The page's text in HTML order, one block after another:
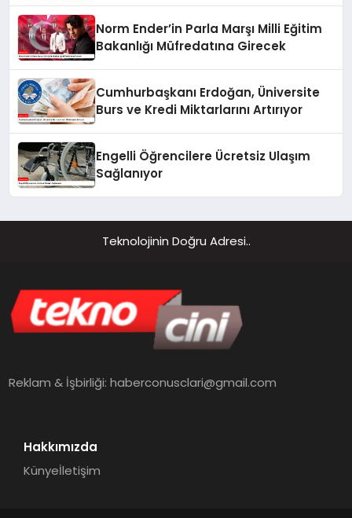
Norm Ender’in Parla Marşı Milli Eğitim
Bakanlığı Müfredatına Girecek
Cumhurbaşkanı Erdoğan, Üniversite
Burs ve Kredi Miktarlarını Artırıyor
Engelli Öğrencilere Ücretsiz Ulaşım
Sağlanıyor
Teknolojinin Doğru Adresi..
Reklam & İşbirliği:haberconusclari@gmail.com
Hakkımızda
Künyeİletişim